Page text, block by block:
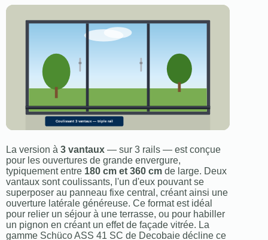
Coulissant 3 vantaux — triple rail
La version à 3 vantaux — sur 3 rails — est conçue
pour les ouvertures de grande envergure,
typiquement entre 180 cm et 360 cm de large. Deux
vantaux sont coulissants, l'un d'eux pouvant se
superposer au panneau fixe central, créant ainsi une
ouverture latérale généreuse. Ce format est idéal
pour relier un séjour à une terrasse, ou pour habiller
un pignon en créant un effet de façade vitrée. La
gamme Schüco ASS 41 SC de Decobaie décline ce